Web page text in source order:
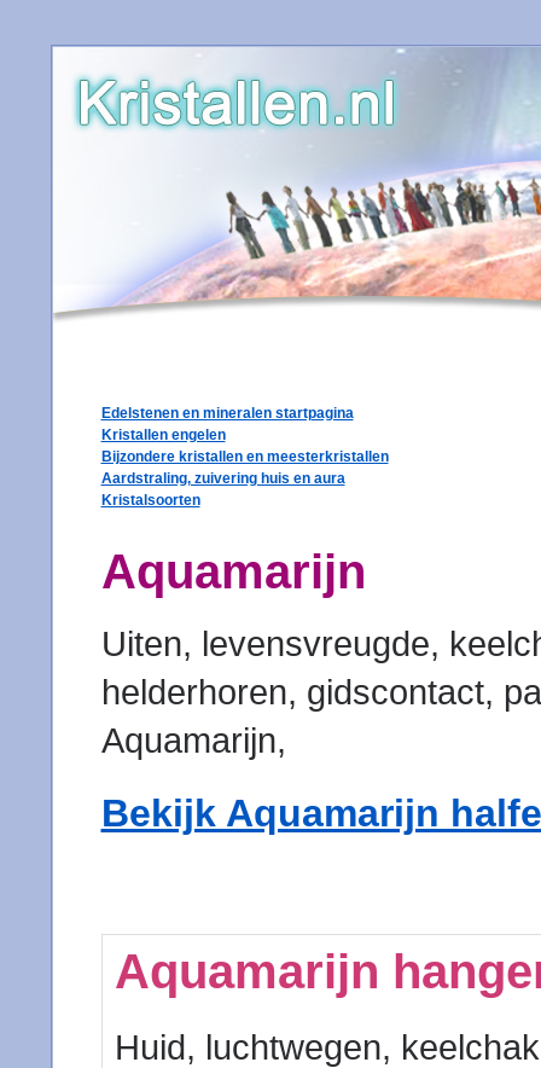
Edelstenen en mineralen startpagina
Kristallen engelen
Bijzondere kristallen en meesterkristallen
Aardstraling, zuivering huis en aura
Kristalsoorten
Aquamarijn
Uiten, levensvreugde,
helderhoren, gidscontact,
Aquamarijn,
Bekijk Aquamarijn
Aquamarijn
Huid, luchtwegen,